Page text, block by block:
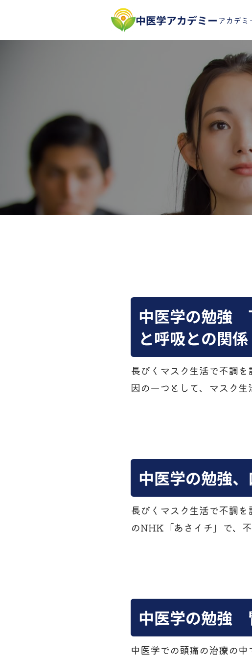
中医学アカデミーアカデミ
中医学の勉強
と呼吸との関係
長びくマスク生活で不調
因の一つとして、マスク
中医学の勉強
長びくマスク生活で不調
のNHK「あさイチ」で、
中医学の勉強
中医学での頭痛の治療の